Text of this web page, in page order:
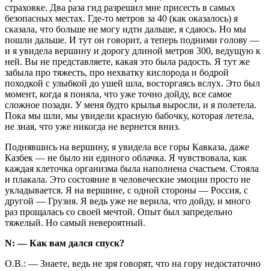
страховке. Два раза гид разрешил мне присесть в самых
безопасных местах. Где-то метров за 40 (как оказалось) я
сказала, что больше не могу идти дальше, я сдаюсь. Но мы
пошли дальше. И тут он говорит, а теперь подними голову —
и я увидела вершину и дорогу длиной метров 300, ведущую к
ней. Вы не представляете, какая это была радость. Я тут же
забыла про тяжесть, про нехватку кислорода и бодрой
походкой с улыбкой до ушей шла, восторгаясь вслух. Это был
момент, когда я поняла, что уже точно дойду, все самое
сложное позади. У меня будто крылья выросли, и я полетела.
Пока мы шли, мы увидели красную бабочку, которая летела,
не зная, что уже никогда не вернется вниз.
Поднявшись на вершину, я увидела все горы Кавказа, даже
Казбек — не было ни единого облачка. Я чувствовала, как
каждая клеточка организма была наполнена счастьем. Стояла
и плакала. Это состояние в человеческие эмоции просто не
укладывается. Я на вершине, с одной стороны — Россия, с
другой — Грузия. Я ведь уже не верила, что дойду, и много
раз прощалась со своей мечтой. Опыт был запредельно
тяжелый. Но самый невероятный.
N: — Как вам дался спуск?
О.В.: — Знаете, ведь не зря говорят, что на гору недостаточно